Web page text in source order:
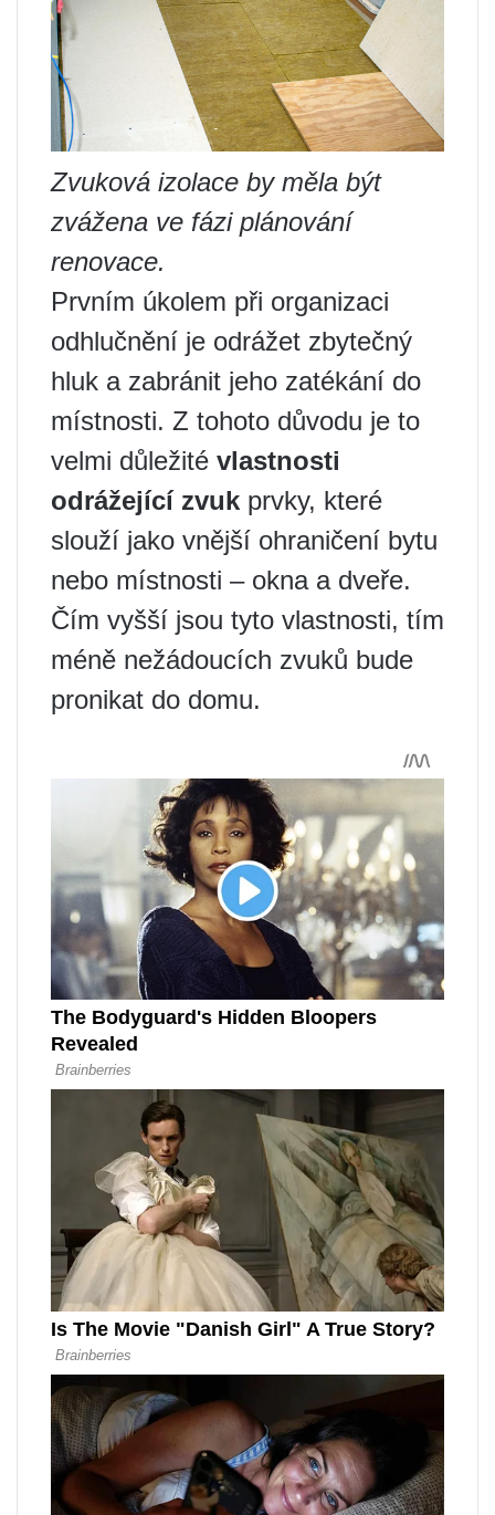
Zvuková izolace by měla být
zvážena ve fázi plánování
renovace.
Prvním úkolem při organizaci
odhlučnění je odrážet zbytečný
hluk a zabránit jeho zatékání do
místnosti. Z tohoto důvodu je to
velmi důležité vlastnosti
odrážející zvuk prvky, které
slouží jako vnější ohraničení bytu
nebo místnosti – okna a dveře.
Čím vyšší jsou tyto vlastnosti, tím
méně nežádoucích zvuků bude
pronikat do domu.